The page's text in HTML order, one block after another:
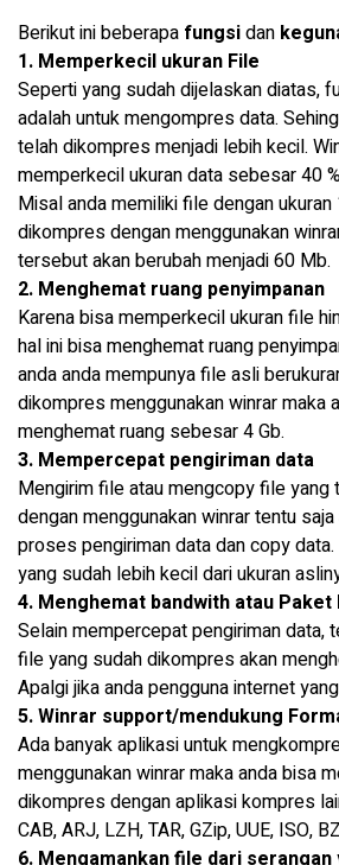
Berikut ini beberapa fungsidan
1. Memperkecil ukuran File
Seperti yang sudah dijelaskan diatas,
adalah untuk mengompres data.
telah dikompres menjadi lebih kecil.
memperkecil ukuran data sebesar 40
Misal anda memiliki file dengan
dikompres dengan menggunakan
tersebut akan berubah menjadi 60 Mb.
2. Menghemat ruang penyimpanan
Karena bisa memperkecil ukuran file
hal ini bisa menghemat ruang
anda anda mempunya file asli
dikompres menggunakan winrar maka
menghemat ruang sebesar 4 Gb.
3. Mempercepat pengiriman data
Mengirim file atau mengcopy file yang
dengan menggunakan winrar tentu
proses pengiriman data dan copy
yang sudah lebih kecil dari ukuran
4. Menghemat bandwith atau
Selain mempercepat pengiriman data,
file yang sudah dikompres akan
Apalgi jika anda pengguna internet
5. Winrar support/mendukung
Ada banyak aplikasi untuk
menggunakan winrar maka anda bisa
dikompres dengan aplikasi kompres
CAB, ARJ, LZH, TAR, GZip, UUE, ISO,
6. Mengamankan file dari serangan